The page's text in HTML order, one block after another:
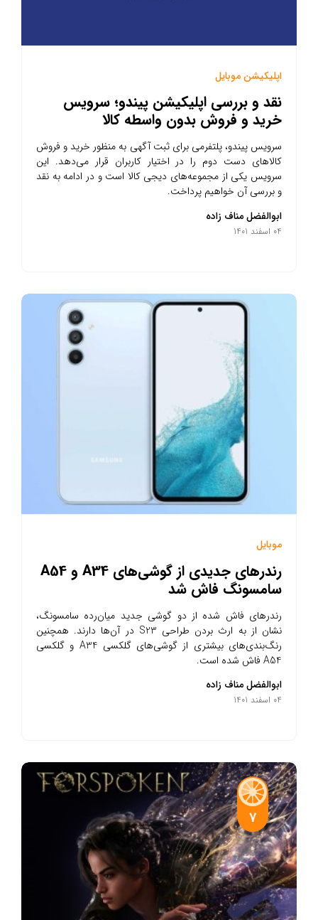
اپلیکیشن موبایل
نقد و بررسی اپلیکیشن پیندو؛ سرویس
خرید و فروش بدون واسطه کالا
سرویس پیندو، پلتفرمی برای ثبت آگهی به منظور خرید و فروش
کالاهای دست دوم را در اختیار کاربران قرار می‌دهد. این
سرویس یکی از مجموعه‌های دیجی کالا است و در ادامه به نقد
و بررسی آن خواهیم پرداخت.
ابوالفضل مناف زاده
04 اسفند 1401
موبایل
رندر‌های جدیدی از گوشی‌های A34 و A54
سامسونگ فاش شد
رندرهای فاش شده از دو گوشی جدید میان‌رده سامسونگ،
نشان از به ارث بردن طراحی S23 در آن‌ها دارند. همچنین
رنگ‌بندی‌های بیشتری از گوشی‌های گلکسی A34‌ و گلکسی
A54‌ فاش شده است.
ابوالفضل مناف زاده
04 اسفند 1401
7